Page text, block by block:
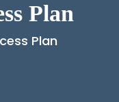
Plan
Plan